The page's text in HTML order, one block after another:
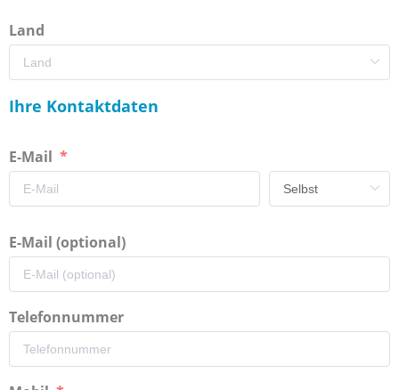
Land
Ihre Kontaktdaten
E-Mail
E-Mail (optional)
Telefonnummer